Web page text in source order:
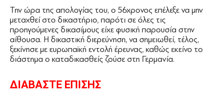
Την ώρα της απολογίας του, ο 56χρονος επέλεξε να μην
μεταχθεί στο δικαστήριο, παρότι σε όλες τις
προηγούμενες δικασίμους είχε φυσική παρουσία στην
αίθουσα. Η δικαστική διερεύνηση, να σημειωθεί, τέλος,
ξεκίνησε με ευρωπαϊκή εντολή έρευνας, καθώς εκείνο το
διάστημα ο καταδικασθείς ζούσε στη Γερμανία.
ΔΙΑΒΑΣΤΕ ΕΠΙΣΗΣ